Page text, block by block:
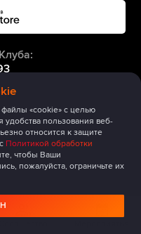
«cookie» с целью
пользования веб-
относится к защите
Политикой обработки
чтобы Ваши
пожалуйста, ограничьте их